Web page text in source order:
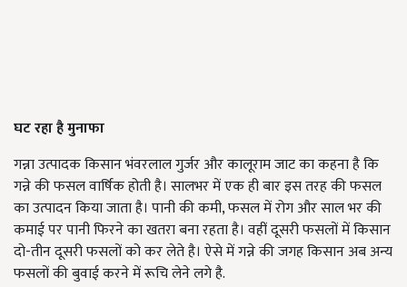
घट रहा है मुनाफा
गन्ना उत्पादक किसान भंवरलाल गुर्जर और कालूराम जाट का कहना है कि
गन्ने की फसल वार्षिक होती है। सालभर में एक ही बार इस तरह की फसल
का उत्पादन किया जाता है। पानी की कमी, फसल में रोग और साल भर की
कमाई पर पानी फिरने का खतरा बना रहता है। वहीं दूसरी फसलों में किसान
दो-तीन दूसरी फसलों को कर लेते है। ऐसे में गन्ने की जगह किसान अब अन्य
फसलों की बुवाई करने में रूचि लेने लगे है.